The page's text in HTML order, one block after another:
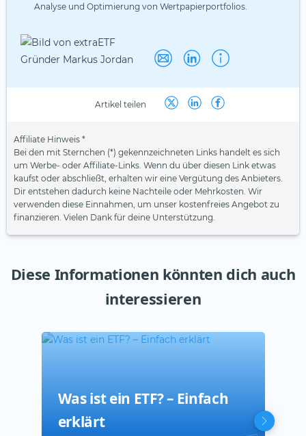
Analyse und Optimierung von Wertpapierportfolios.
Artikel teilen
Affiliate Hinweis *
Bei den mit Sternchen (*) gekennzeichneten Links handelt es sich
um Werbe- oder Affiliate-Links. Wenn du über diesen Link etwas
kaufst oder abschließt, erhalten wir eine Vergütung des Anbieters.
Dir entstehen dadurch keine Nachteile oder Mehrkosten. Wir
verwenden diese Einnahmen, um unser kostenfreies Angebot zu
finanzieren. Vielen Dank für deine Unterstützung.
Diese Informationen könnten dich auch
interessieren
Was ist ein ETF? – Einfach
erklärt